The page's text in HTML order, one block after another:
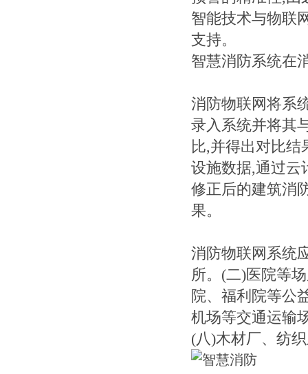
智能技术与物联
支持。
智慧消防系统在
消防物联网将系
录入系统并将其
比,并得出对比
设施数据,通过云
修正后的建筑消
果。
消防物联网系统
所。(二)医院等
院、福利院等公
机场等交通运输
(八)木材厂、纺